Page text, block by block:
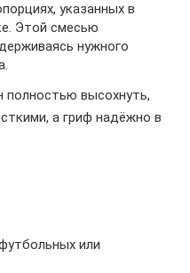
указанных в
Этой смесью
нужного
полностью высохнуть,
а гриф надёжно в
или